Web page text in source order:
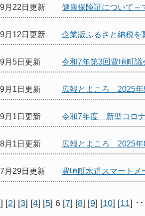
月22日更新 健康保険証について～
月12日更新 企業版ふるさと納税を
月5日更新 令和7年第3回豊頃町
月1日更新 広報とよころ 2025年
月1日更新 令和7年度 新型コロナ
月1日更新 広報とよころ 2025年
月29日更新 豊頃町水道スマート
] [2] [3] [4] [5] 6 [7] [8] [9] [10] [11] ･